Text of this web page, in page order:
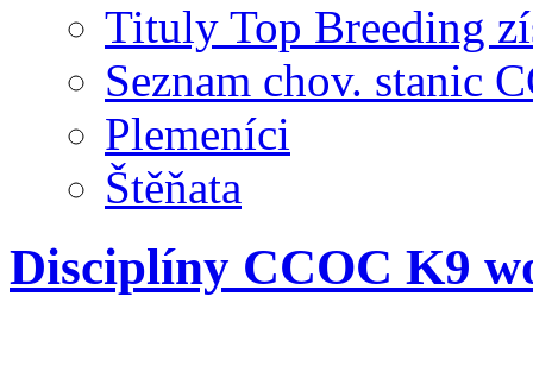
Tituly Top Breeding
Seznam chov. stanic
Plemeníci
Štěňata
Disciplíny CCOC K9